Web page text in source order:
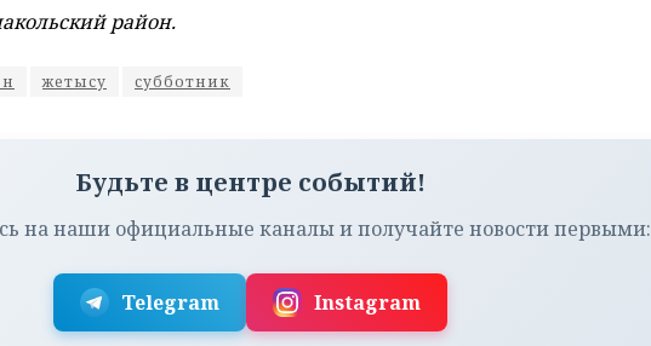
район.
жетысу субботник
Будьте в центре событий!
на наши официальные каналы и получайте новости первыми:
Telegram Instagram